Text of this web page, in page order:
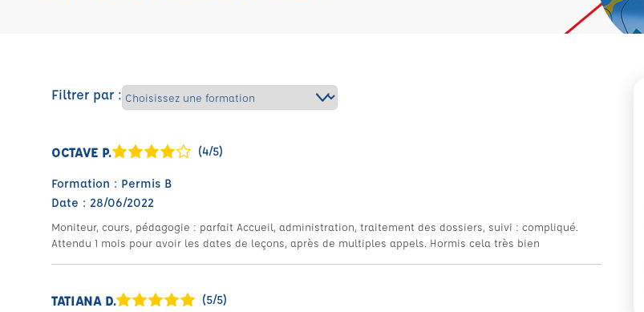
Filtrer par :
OCTAVE P. (4/5)
Formation : Permis B
Date : 28/06/2022
Moniteur, cours, pédagogie : parfait Accueil, administration, traitement des dossiers, suivi : compliqué.
Attendu 1 mois pour avoir les dates de leçons, après de multiples appels. Hormis cela très bien
TATIANA D. (5/5)